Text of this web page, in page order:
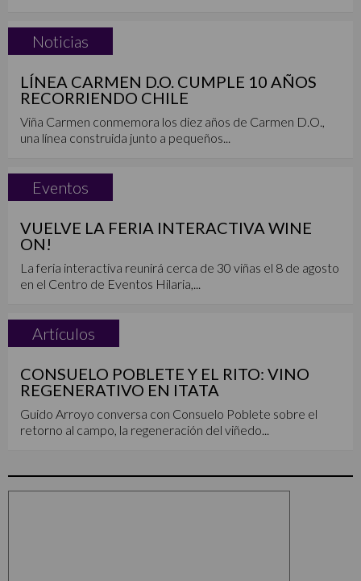
Noticias
LÍNEA CARMEN D.O. CUMPLE 10 AÑOS
RECORRIENDO CHILE
Viña Carmen conmemora los diez años de Carmen D.O.,
una línea construida junto a pequeños...
Eventos
VUELVE LA FERIA INTERACTIVA WINE
ON!
La feria interactiva reunirá cerca de 30 viñas el 8 de agosto
en el Centro de Eventos Hilaria,...
Artículos
CONSUELO POBLETE Y EL RITO: VINO
REGENERATIVO EN ITATA
Guido Arroyo conversa con Consuelo Poblete sobre el
retorno al campo, la regeneración del viñedo...